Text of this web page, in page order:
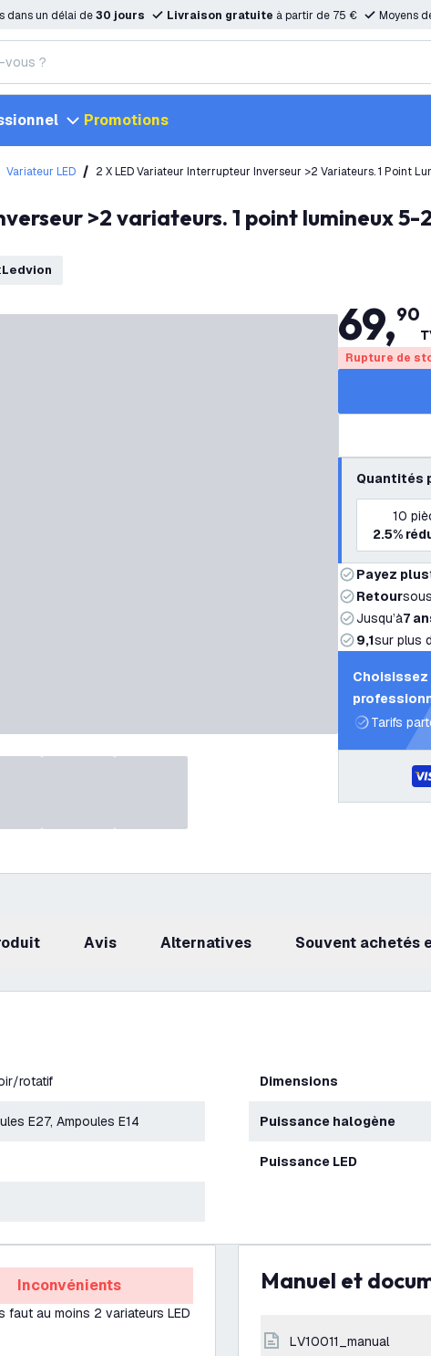
dans un délai de30 jours Livraison gratuite à partir de 75 € Moyens
Promotions
Variateur LED 2 X LED Variateur Interrupteur Inverseur >2 Variateurs. 1 Point
: Ledvion
69,90
Rupture de
Quantités
10
2.5%
Payez plus
Retoursous
Jusqu’à7
9,1sur plus
Tarifs
avis Alternatives Souvent achetés
rotatif
E27, Ampoules E14
Dimensions
Puissance halogène
Puissance LED
Inconvénients
faut au moins 2 variateurs LED
Manuel et
LV10011_manual